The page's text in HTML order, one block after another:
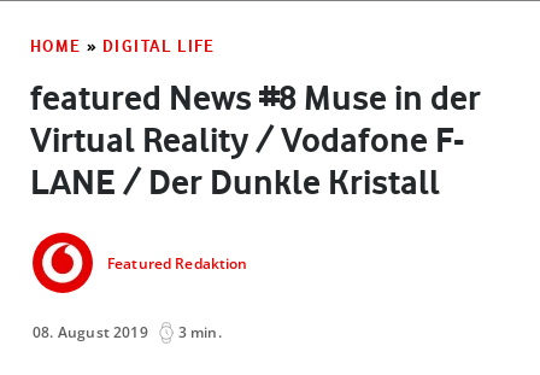
HOME » DIGITAL LIFE
featured News #8 Muse in der
Virtual Reality / Vodafone F-
LANE / Der Dunkle Kristall
Featured Redaktion
08. August 2019 3 min.